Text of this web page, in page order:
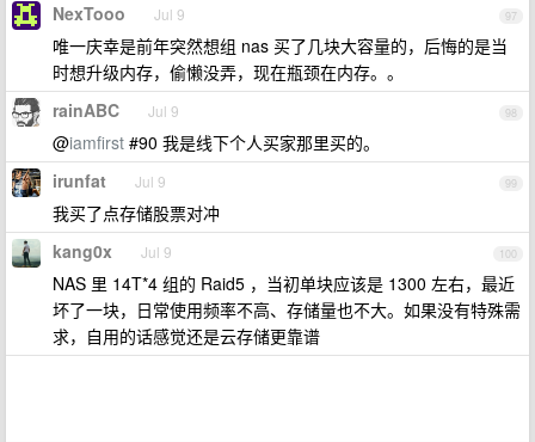
97
NexTooo Jul 9
唯一庆幸是前年突然想组 nas 买了几块大容量的，后悔的是当
时想升级内存，偷懒没弄，现在瓶颈在内存。。
98
rainABC Jul 9
@iamfirst #90 我是线下个人买家那里买的。
99
irunfat Jul 9
我买了点存储股票对冲
100
kang0x Jul 9
NAS 里 14T*4 组的 Raid5 ，当初单块应该是 1300 左右，最近
坏了一块，日常使用频率不高、存储量也不大。如果没有特殊需
求，自用的话感觉还是云存储更靠谱